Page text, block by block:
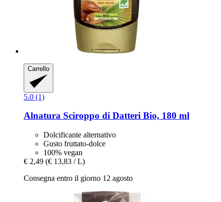
Carrello
5.0 (1)
Alnatura Sciroppo di Datteri Bio, 180 ml
Dolcificante alternativo
Gusto fruttato-dolce
100% vegan
€ 2,49 (€ 13,83 / L)
Consegna entro il giorno 12 agosto